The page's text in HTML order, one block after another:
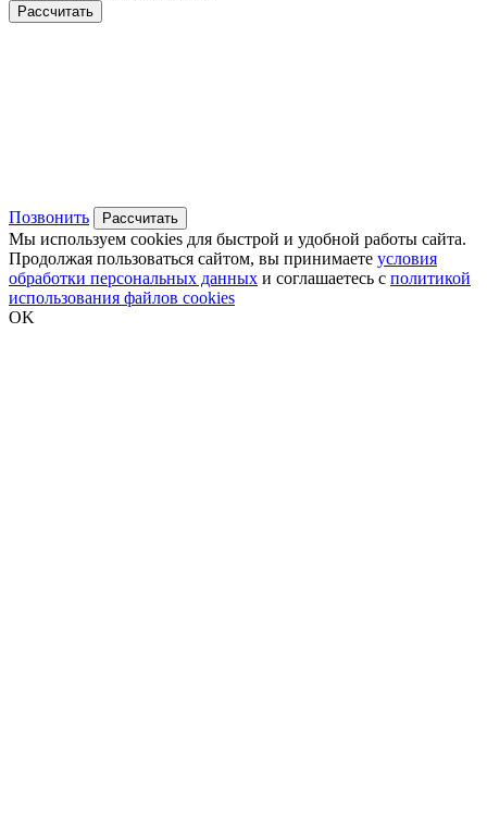
Рассчитать
Позвонить Рассчитать
Мы используем cookies для быстрой и удобной работы сайта.
Продолжая пользоваться сайтом, вы принимаете условия
обработки персональных данных и соглашаетесь с политикой
использования файлов cookies
OK